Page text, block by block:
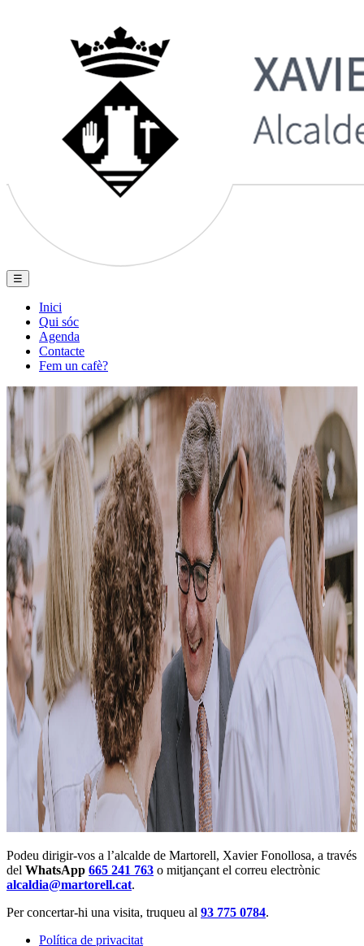
☰
Inici
Qui sóc
Agenda
Contacte
Fem un cafè?
Podeu dirigir-vos a l’alcalde de Martorell, Xavier Fonollosa, a través
del WhatsApp 665 241 763 o mitjançant el correu electrònic
alcaldia@martorell.cat.
Per concertar-hi una visita, truqueu al 93 775 0784.
Política de privacitat